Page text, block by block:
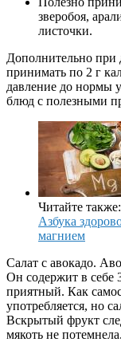
зверобоя,
листочки.
Дополнительно
принимать по 2 г
давление до нормы
блюд с полезными
Читайте также:
Азбука
магнием
Салат с авокадо.
Он содержит в себе
приятный. Как
употребляется, но
Вскрытый фрукт
мякоть не потемнела.